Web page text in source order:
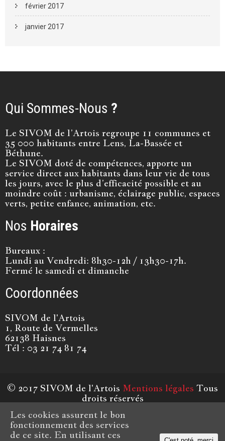
février 2017
janvier 2017
Qui Sommes-Nous ?
Le SIVOM de l’Artois regroupe 11 communes et
35 000 habitants entre Lens, La-Bassée et
Béthune.
Le SIVOM doté de compétences, apporte un
service direct aux habitants dans leur vie de tous
les jours, avec le plus d’efficacité possible et au
moindre coût : urbanisme, éclairage public, espaces
verts, petite enfance, animation, etc.
Nos Horaires
Bureaux :
Lundi au Vendredi: 8h30-12h / 13h30-17h.
Fermé le samedi et dimanche
Coordonnées
SIVOM de l'Artois
1, Route de Vermelles
62138 Haisnes
Tél : 03 21 74 81 74
© 2017 SIVOM de l'Artois Mentions légales Tous
droits réservés
Conception & Réalisation
Les cookies assurent le bon
fonctionnement des services
de ce site. En utilisant ces